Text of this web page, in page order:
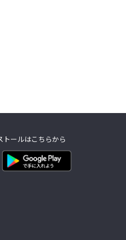
トールはこちらから